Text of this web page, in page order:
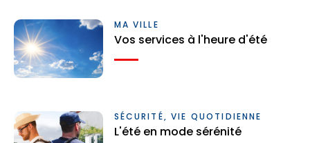
MA VILLE
Vos services à l'heure d'été
SÉCURITÉ, VIE QUOTIDIENNE
L'été en mode sérénité